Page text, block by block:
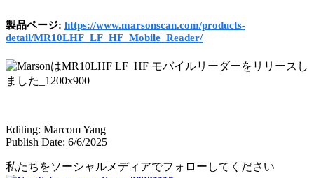
製品ページ: https://www.marsonscan.com/products-
detail/MR10LHF_LF_HF_Mobile_Reader/
Editing: Marcom Yang
Publish Date: 6/6/2025
私たちをソーシャルメディアでフォローしてください